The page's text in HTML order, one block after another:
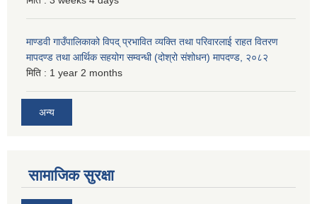
माण्डवी गाउँपालिकाको विपद् प्रभावित व्यक्ति तथा परिवारलाई राहत वितरण
मापदण्ड तथा आर्थिक सहयोग सम्वन्धी (दोश्रो संशोधन) मापदण्ड, २०८२
मिति : 1 year 2 months
अन्य
सामाजिक सुरक्षा